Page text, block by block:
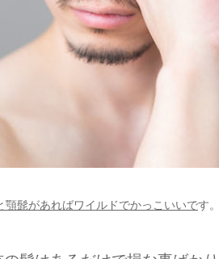
顎髭があればワイルドでかっこいいです。